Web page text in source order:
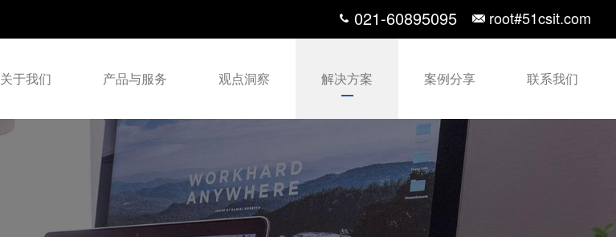
021-60895095 root#51csit.com
关于我们 产品与服务 观点洞察 解决方案 案例分享 联系我们